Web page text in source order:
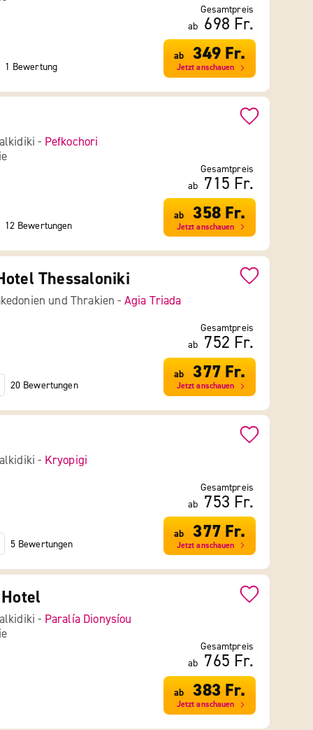
1 Bewertung
Gesamtpreis
ab 698 Fr.
ab 349 Fr.
Jetzt anschauen
- Pefkochori
12 Bewertungen
Gesamtpreis
ab 715 Fr.
ab 358 Fr.
Jetzt anschauen
Thessaloniki
und Thrakien - Agia Triada
20 Bewertungen
Gesamtpreis
ab 752 Fr.
ab 377 Fr.
Jetzt anschauen
- Kryopigi
5 Bewertungen
Gesamtpreis
ab 753 Fr.
ab 377 Fr.
Jetzt anschauen
- Paralía Dionysíou
Gesamtpreis
ab 765 Fr.
ab 383 Fr.
Jetzt anschauen